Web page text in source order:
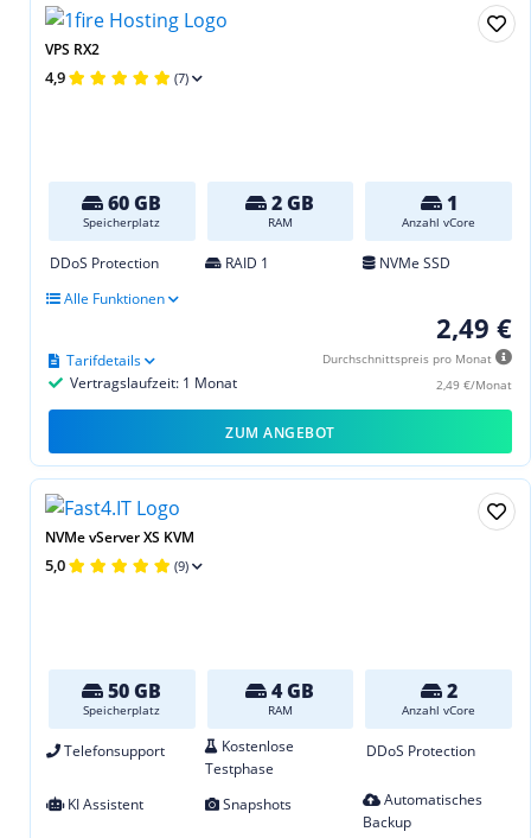
VPS RX2
4,9 (7)
60 GB
Speicherplatz
2 GB
RAM
1
Anzahl vCore
DDoS Protection RAID 1
NVMe SSD
Alle Funktionen
2,49 €
Durchschnittspreis pro Monat
2,49 €/Monat
Vertragslaufzeit: 1 Monat
Tarifdetails
ZUM ANGEBOT
NVMe vServer XS KVM
5,0 (9)
50 GB
Speicherplatz
4 GB
RAM
2
Anzahl vCore
Telefonsupport
Kostenlose
Testphase
DDoS Protection
KI Assistent Snapshots
Automatisches
Backup